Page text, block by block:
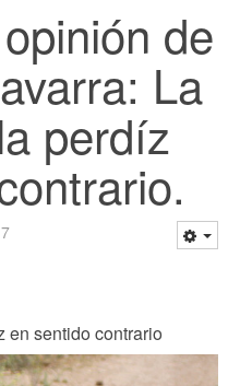
de
La
perdíz
en sentido contrario